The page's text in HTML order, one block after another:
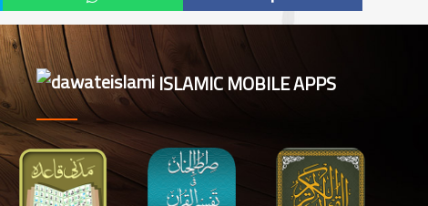
ISLAMIC MOBILE APPS